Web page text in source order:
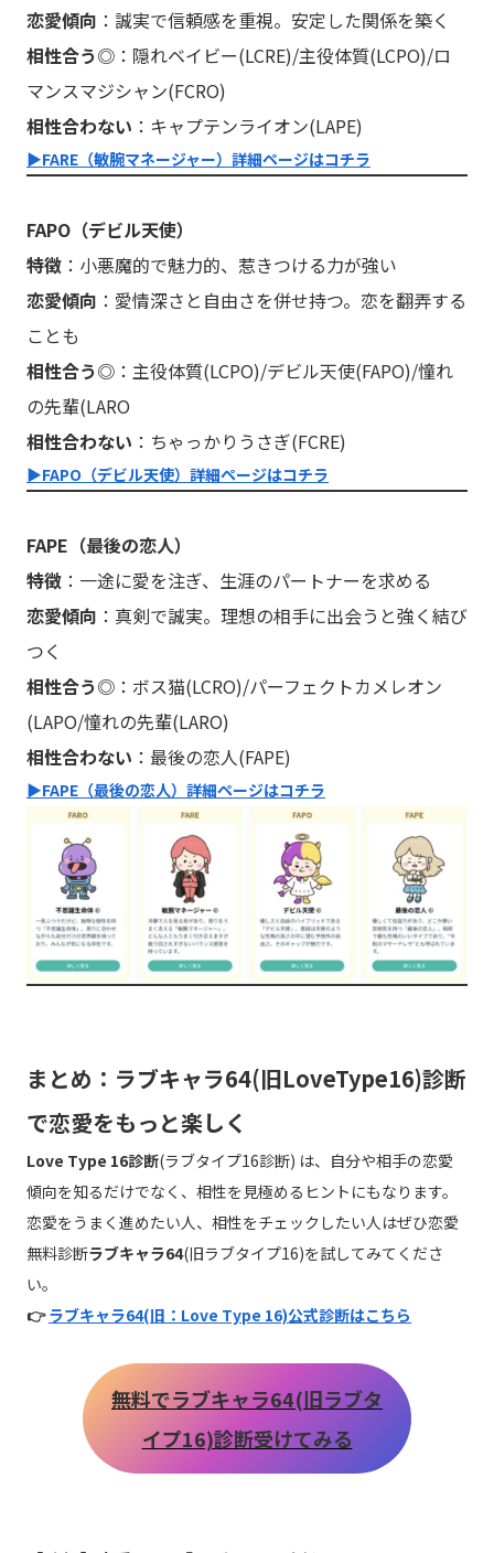
恋愛傾向 ：誠実で信頼感を重視。安定した関係を築く
相性合う◎ ：隠れベイビー(LCRE)/主役体質(LCPO)/ロ
マンスマジシャン(FCRO)
相性合わない ：キャプテンライオン(LAPE)
▶︎FARE（敏腕マネージャー）詳細ページはコチラ
FAPO（デビル天使）
特徴 ：小悪魔的で魅力的、惹きつける力が強い
恋愛傾向 ：愛情深さと自由さを併せ持つ。恋を翻弄する
ことも
相性合う◎ ：主役体質(LCPO)/デビル天使(FAPO)/憧れ
の先輩(LARO
相性合わない ：ちゃっかりうさぎ(FCRE)
▶︎FAPO（デビル天使）詳細ページはコチラ
FAPE（最後の恋人）
特徴 ：一途に愛を注ぎ、生涯のパートナーを求める
恋愛傾向 ：真剣で誠実。理想の相手に出会うと強く結び
つく
相性合う◎ ：ボス猫(LCRO)/パーフェクトカメレオン
(LAPO/憧れの先輩(LARO)
相性合わない ：最後の恋人(FAPE)
▶︎FAPE（最後の恋人）詳細ページはコチラ
まとめ： ラブキャラ64(旧LoveType16)診断
で恋愛をもっと楽しく
Love Type 16診断(ラブタイプ16診断) は、自分や相手の恋愛
傾向を知るだけでなく、相性を見極めるヒントにもなります。
恋愛をうまく進めたい人、相性をチェックしたい人はぜひ恋愛
無料診断ラブキャラ64(旧ラブタイプ16)を試してみてくださ
い。
👉ラブキャラ64(旧：Love Type 16)公式診断はこちら
無料でラブキャラ64(旧ラブタ
イプ16)診断受けてみる